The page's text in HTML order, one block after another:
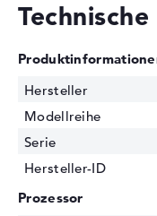
Hersteller
Modellreihe
Serie
Hersteller-ID
Prozessor